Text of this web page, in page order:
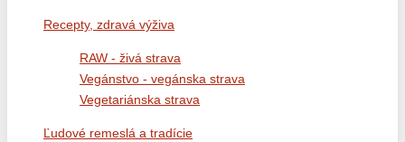
Recepty, zdravá výživa
RAW - živá strava
Vegánstvo - vegánska strava
Vegetariánska strava
Ľudové remeslá a tradície